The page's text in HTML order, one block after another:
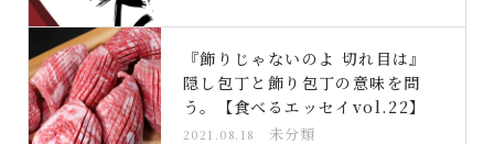
『飾りじゃないのよ 切れ目は』
隠し包丁と飾り包丁の意味を問
う。【食べるエッセイvol.22】
2021.08.18 未分類